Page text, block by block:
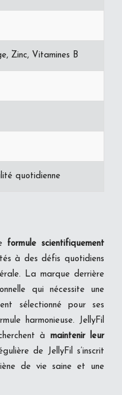
Zinc, Vitamines B
quotidienne
formule scientifiquement
à des défis quotidiens
La marque derrière
qui nécessite une
sélectionné pour ses
harmonieuse. JellyFil
à maintenir leur
de JellyFil s’inscrit
de vie saine et une